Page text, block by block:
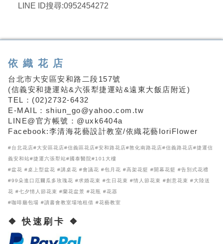
LINE ID搜尋:0952454272
依織花店
台北市大安區安和路二段157號
(信義安和捷運站&六張犁捷運站&遠東大飯店附近)
TEL：(02)2732-6432
E-MAIL：shiun_go@yahoo.com.tw
LINE@官方帳號：@uxk6404a
Facebook:李清海花藝設計教室/依織花藝IoriFlower
#台北花店#大安區花店#信義區花店#安和路花店#敦化南路花店#信義路花店#捷運信
義安和站#捷運六張犁站#國泰醫院#101大樓
#盆花 #桌上型盆花 #講桌花 #會議花 #包月花 #高架花籃 #開幕花籃 #告別式花禮
#99朵進口厄爾瓜多玫瑰花 #求婚花束 #生日花束 #情人節花束 #創意花束 #大陸送
花 #七夕情人節花束 #蘭花盆景 #花瓶 #花器
#咖啡廳包場 #讀書會教室場地租借 #花藝教室
❖ 快速刷卡 ❖